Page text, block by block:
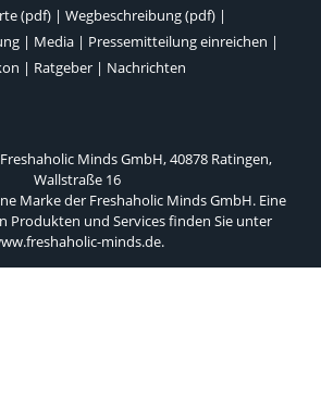
(pdf) | Wegbeschreibung (pdf) |
| Media | Pressemitteilung einreichen |
| Ratgeber | Nachrichten
Minds GmbH, 40878 Ratingen,
Wallstraße 16
Marke der Freshaholic Minds GmbH. Eine
Produkten und Services finden Sie unter
minds.de.